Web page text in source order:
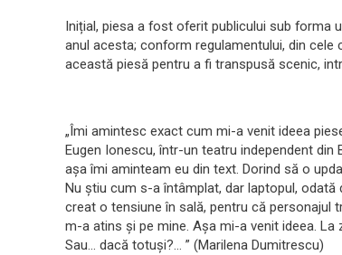
Inițial, piesa a fost oferit publicului sub forma
anul acesta; conform regulamentului, din
această piesă pentru a fi transpusă scenic,
„Îmi amintesc exact cum mi-a venit ideea
Eugen Ionescu, într-un teatru independent
așa îmi aminteam eu din text. Dorind să o
Nu știu cum s-a întâmplat, dar laptopul,
creat o tensiune în sală, pentru că personajul
m-a atins și pe mine. Așa mi-a venit ideea. La
Sau… dacă totuși?… ” (Marilena Dumitrescu)